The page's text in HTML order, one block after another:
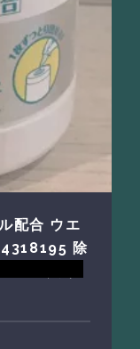
配合 ウエ
除
ール入り